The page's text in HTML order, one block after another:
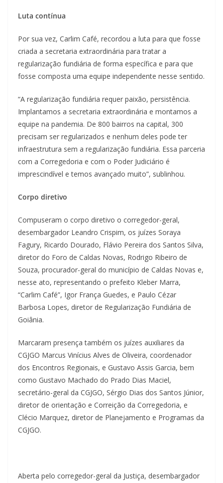
Luta contínua
Por sua vez, Carlim Café, recordou a luta para que fosse
criada a secretaria extraordinária para tratar a
regularização fundiária de forma específica e para que
fosse composta uma equipe independente nesse sentido.
“A regularização fundiária requer paixão, persistência.
Implantamos a secretaria extraordinária e montamos a
equipe na pandemia. De 800 bairros na capital, 300
precisam ser regularizados e nenhum deles pode ter
infraestrutura sem a regularização fundiária. Essa parceria
com a Corregedoria e com o Poder Judiciário é
imprescindível e temos avançado muito”, sublinhou.
Corpo diretivo
Compuseram o corpo diretivo o corregedor-geral,
desembargador Leandro Crispim, os juízes Soraya
Fagury, Ricardo Dourado, Flávio Pereira dos Santos Silva,
diretor do Foro de Caldas Novas, Rodrigo Ribeiro de
Souza, procurador-geral do município de Caldas Novas e,
nesse ato, representando o prefeito Kleber Marra,
“Carlim Café”, Igor França Guedes, e Paulo Cézar
Barbosa Lopes, diretor de Regularização Fundiária de
Goiânia.
Marcaram presença também os juízes auxiliares da
CGJGO Marcus Vinícius Alves de Oliveira, coordenador
dos Encontros Regionais, e Gustavo Assis Garcia, bem
como Gustavo Machado do Prado Dias Maciel,
secretário-geral da CGJGO, Sérgio Dias dos Santos Júnior,
diretor de orientação e Correição da Corregedoria, e
Clécio Marquez, diretor de Planejamento e Programas da
CGJGO.
Aberta pelo corregedor-geral da Justiça, desembargador